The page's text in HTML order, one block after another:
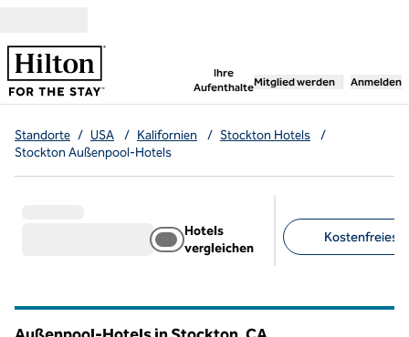
Ihre
Aufenthalte
,öffnet neue
Mitglied werden Anmelden
Standorte / USA / Kalifornien / Stockton Hotels
/
Stockton Außenpool-Hotels
Hotels
vergleichen
Kostenfreies